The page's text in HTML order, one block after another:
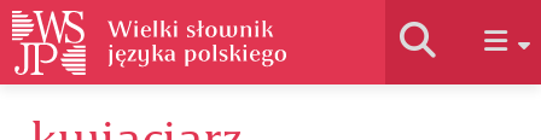
Historia słownika